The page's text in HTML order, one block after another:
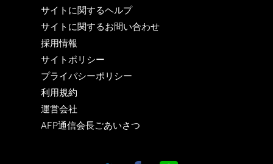
サイトに関するヘルプ
サイトに関するお問い合わせ
採用情報
サイトポリシー
プライバシーポリシー
利用規約
運営会社
AFP通信会長ごあいさつ